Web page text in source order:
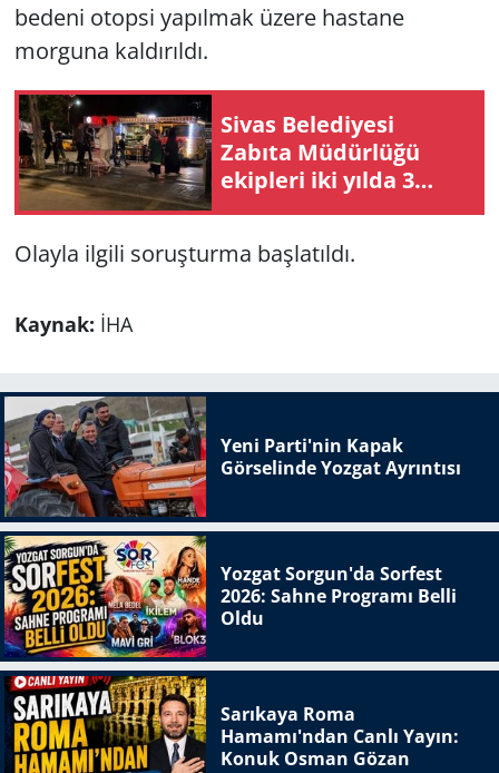
bedeni otopsi yapılmak üzere hastane
morguna kaldırıldı.
Sivas Belediyesi
Zabıta Müdürlüğü
ekipleri iki yılda 3
buçuk milyon TL ceza
Olayla ilgili soruşturma başlatıldı.
Kaynak: İHA
Yeni Parti'nin Kapak
Görselinde Yozgat Ayrıntısı
Yozgat Sorgun'da Sorfest
2026: Sahne Programı Belli
Oldu
Sarıkaya Roma
Hamamı'ndan Canlı Yayın:
Konuk Osman Gözan